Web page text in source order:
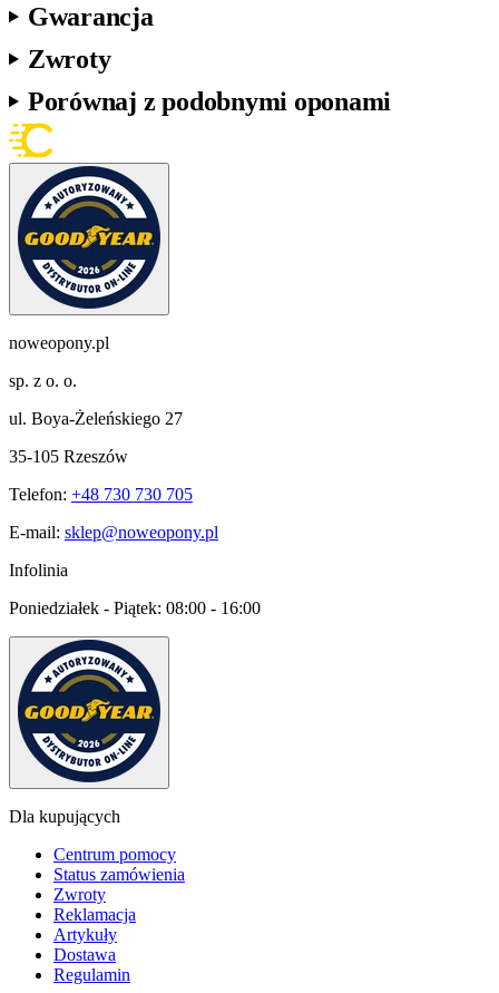
Gwarancja
Zwroty
Porównaj z podobnymi oponami
noweopony.pl
sp. z o. o.
ul. Boya-Żeleńskiego 27
35-105 Rzeszów
Telefon: +48 730 730 705
E-mail: sklep@noweopony.pl
Infolinia
Poniedziałek - Piątek: 08:00 - 16:00
Dla kupujących
Centrum pomocy
Status zamówienia
Zwroty
Reklamacja
Artykuły
Dostawa
Regulamin